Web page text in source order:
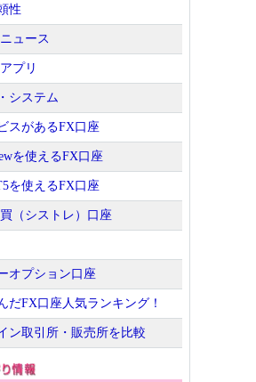
性
ュース
プリ
システム
スがあるFX口座
を使えるFX口座
を使えるFX口座
（シストレ）口座
オプション口座
だFX口座人気ランキング！
ン取引所・販売所を比較